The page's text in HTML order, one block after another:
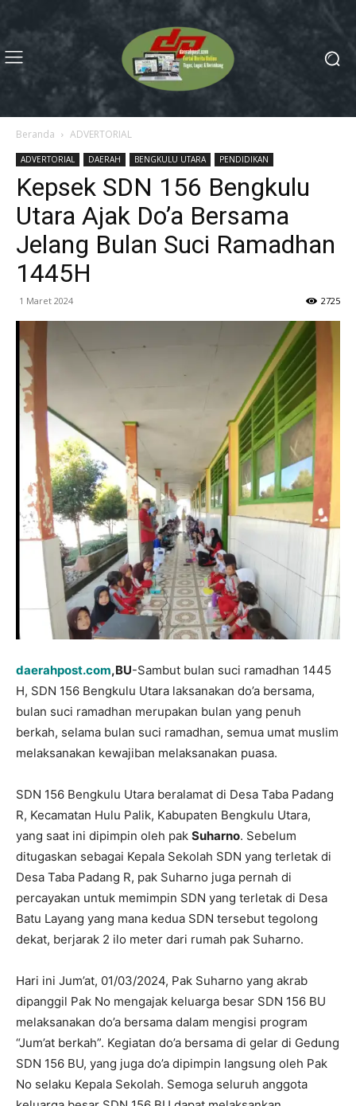
Beranda ADVERTORIAL
ADVERTORIAL DAERAH BENGKULU UTARA PENDIDIKAN
Kepsek SDN 156 Bengkulu
Utara Ajak Do’a Bersama
Jelang Bulan Suci Ramadhan
1445H
1 Maret 2024 2725
daerahpost.com,BU-Sambut bulan suci ramadhan 1445
H, SDN 156 Bengkulu Utara laksanakan do’a bersama,
bulan suci ramadhan merupakan bulan yang penuh
berkah, selama bulan suci ramadhan, semua umat muslim
melaksanakan kewajiban melaksanakan puasa.
SDN 156 Bengkulu Utara beralamat di Desa Taba Padang
R, Kecamatan Hulu Palik, Kabupaten Bengkulu Utara,
yang saat ini dipimpin oleh pak Suharno. Sebelum
ditugaskan sebagai Kepala Sekolah SDN yang terletak di
Desa Taba Padang R, pak Suharno juga pernah di
percayakan untuk memimpin SDN yang terletak di Desa
Batu Layang yang mana kedua SDN tersebut tegolong
dekat, berjarak 2 ilo meter dari rumah pak Suharno.
Hari ini Jum’at, 01/03/2024, Pak Suharno yang akrab
dipanggil Pak No mengajak keluarga besar SDN 156 BU
melaksanakan do’a bersama dalam mengisi program
“Jum’at berkah”. Kegiatan do’a bersama di gelar di Gedung
SDN 156 BU, yang juga do’a dipimpin langsung oleh Pak
No selaku Kepala Sekolah. Semoga seluruh anggota